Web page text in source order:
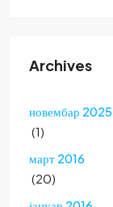
Archives
новембар 2025
(1)
март 2016
(20)